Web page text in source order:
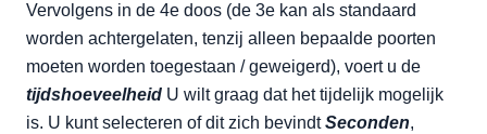
Vervolgens in de 4e doos (de 3e kan als standaard
worden achtergelaten, tenzij alleen bepaalde poorten
moeten worden toegestaan / geweigerd), voert u de
tijdshoeveelheid U wilt graag dat het tijdelijk mogelijk
is. U kunt selecteren of dit zich bevindtSeconden,